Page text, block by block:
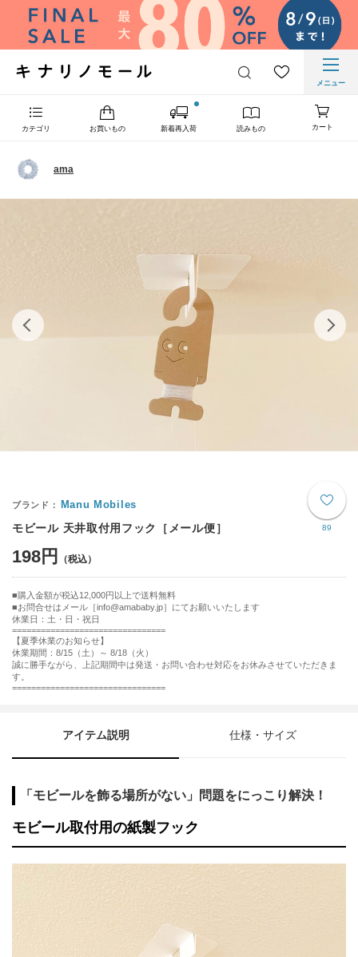
メニュー
カテゴリ お買いもの 新着再入荷 読みもの カート
ama
89
Manu Mobiles
モビール 天井取付用フック［メール便］
198円
購入金額が税込12,000円以上で送料無料
お問合せはメール［info@amababy.jp］にてお願いいたします
休業日：土・日・祝日
================================
【夏季休業のお知らせ】
休業期間：8/15（土）～ 8/18（火）
誠に勝手ながら、上記期間中は発送・お問い合わせ対応をお休みさせていただきま
す。
================================
アイテム説明 仕様・サイズ
「モビールを飾る場所がない」問題をにっこり解決！
モビール取付用の紙製フック